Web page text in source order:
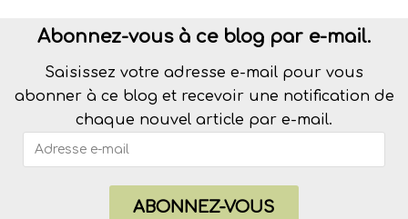
Abonnez-vous à ce blog par e-mail.
Saisissez votre adresse e-mail pour vous
abonner à ce blog et recevoir une notification de
chaque nouvel article par e-mail.
ABONNEZ-VOUS